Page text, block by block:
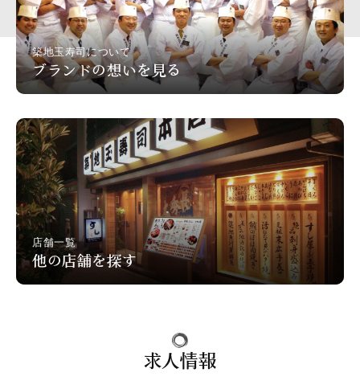
築地玉寿司について
ブランドの想いを見る
店舗一覧
他の店舗を探す
求人情報